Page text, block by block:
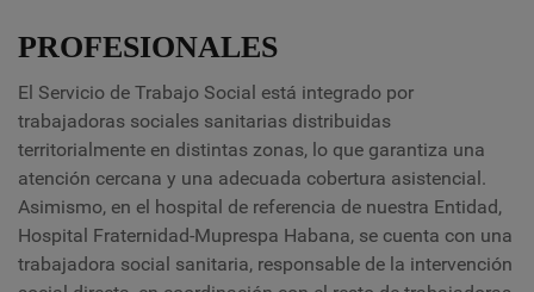
PROFESIONALES
El Servicio de Trabajo Social está integrado por
trabajadoras sociales sanitarias distribuidas
territorialmente en distintas zonas, lo que garantiza una
atención cercana y una adecuada cobertura asistencial.
Asimismo, en el hospital de referencia de nuestra Entidad,
Hospital Fraternidad-Muprespa Habana, se cuenta con una
trabajadora social sanitaria, responsable de la intervención